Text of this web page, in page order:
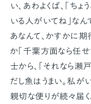
い、あわよくば、「ち
いる人がいてね」な
あなんて、かすかに期
か「千葉方面なら任せ
士から、「それなら
だし魚はうまい。私が
親切な便りが続々届く